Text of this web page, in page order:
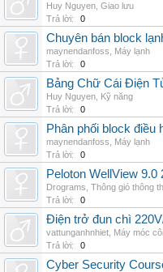
Huy Nguyen Giao lưu
Trả lời:
0
Chuyên bán block
maynendanfoss
Máy lạnh
Trả lời:
0
Bảng Chữ Cái Điện
Huy Nguyen Kỹ năng
Trả lời:
0
Phân phối block điều
maynendanfoss
Máy lạnh
Trả lời:
0
Peloton WellView 9.0
Drograms Thông gió thông
Trả lời:
0
Điện trở đun chì
vattunganhnhiet Máy móc
Trả lời:
0
Cyber Security